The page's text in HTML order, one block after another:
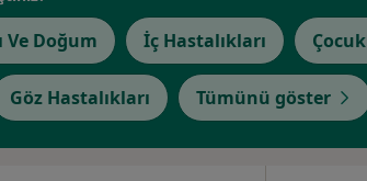
Ve Doğum İç Hastalıkları
Göz Hastalıkları Tümünü göster